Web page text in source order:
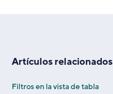
Artículos relacionados
Filtros en la vista de tabla